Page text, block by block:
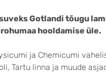
Gotlandi tõugu
hooldamise üle.
ja Chemicumi
Tartu linna ja muude